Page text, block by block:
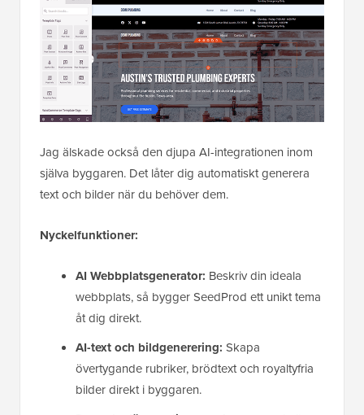
Jag älskade också den djupa AI-integrationen inom
själva byggaren. Det låter dig automatiskt generera
text och bilder när du behöver dem.
Nyckelfunktioner:
AI Webbplatsgenerator: Beskriv din ideala
webbplats, så bygger SeedProd ett unikt tema
åt dig direkt.
AI-text och bildgenerering: Skapa
övertygande rubriker, brödtext och royaltyfria
bilder direkt i byggaren.